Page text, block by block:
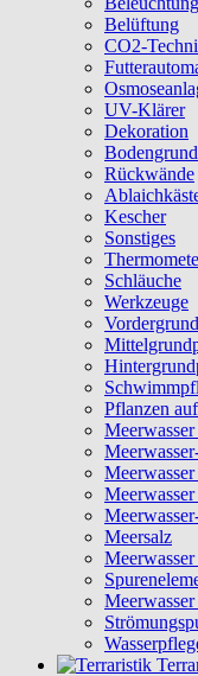
Belüftung
CO2-
UV-Klärer
Dekoration
Bodengrund
Rückwände
Kescher
Sonstiges
Schläuche
Werkzeuge
Pflanzen
Meersalz
Meerwasser